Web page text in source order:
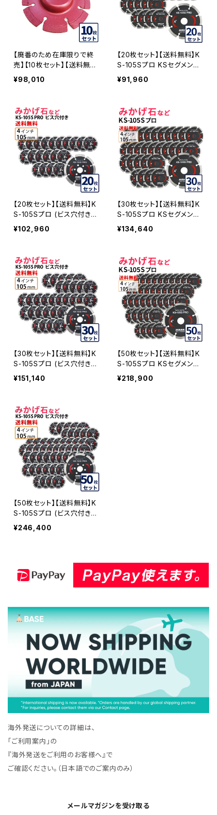
【廃番のため在庫限りで終
売】【10枚セット】【送料無
料】KSダイヤセグメント KS
-105Sプロ 20穴 内径20m
イプ) (ks-105spro-of20)
ダイヤモンドカッター 刃キ
ワ切り コーナーカット 水平
切断 KS-105SPRO-OF20
-10
¥98,010
【20枚セット】【送料無料】K
S-105Sプロ KSセグメント
プロ 4インチ 105mm みか
げ石などの切断用 ダイヤセ
ー 刃 (ks-105spro-20)
¥91,960
【20枚セット】【送料無料】K
S-105Sプロ (ビス穴付き)
KSセグメントプロ 4インチ 1
05mm みかげ石などの切
ヤモンドカッター 刃 ビス3
個付属 (ks-105spro-b) K
S-105SPRO-B-20
¥102,960
【30枚セット】【送料無料】K
S-105Sプロ KSセグメント
プロ 4インチ 105mm みか
げ石などの切断用 ダイヤセ
ー 刃 (ks-105spro-30)
¥134,640
【30枚セット】【送料無料】K
S-105Sプロ (ビス穴付き)
KSセグメントプロ 4インチ 1
05mm みかげ石などの切
ヤモンドカッター 刃 ビス3
個付属 (ks-105spro-b) K
S-105SPRO-B-30
¥151,140
【50枚セット】【送料無料】K
S-105Sプロ KSセグメント
プロ 4インチ 105mm みか
げ石などの切断用 ダイヤセ
¥218,900
【50枚セット】【送料無料】K
S-105Sプロ (ビス穴付き)
KSセグメントプロ 4インチ 1
05mm みかげ石などの切
個付属 (ks-105spro-b) K
S-105SPRO-B-50
¥246,400
海外発送についての詳細は、
「ご利用案内」の
『海外発送をご利用のお客様へ』で
ご確認ください。（日本語でのご案内のみ）
メールマガジンを受け取る